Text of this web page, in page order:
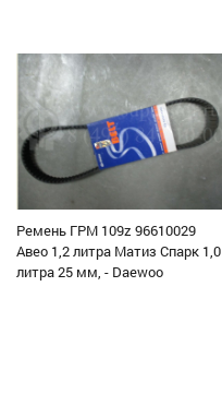
Ремень ГРМ 109z 96610029
Авео 1,2 литра Матиз Спарк 1,0
литра 25 мм, - Daewoo